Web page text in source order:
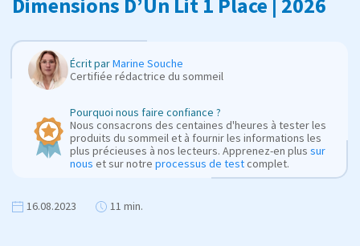
Écrit parMarine Souche
Certifiée rédactrice du sommeil
Pourquoi nous faire confiance ?
Nous consacrons des centaines d'heures à tester les
produits du sommeil et à fournir les informations les
plus précieuses à nos lecteurs. Apprenez-en plus sur
nous et sur notre processus de testcomplet.
16.08.2023 11 min.